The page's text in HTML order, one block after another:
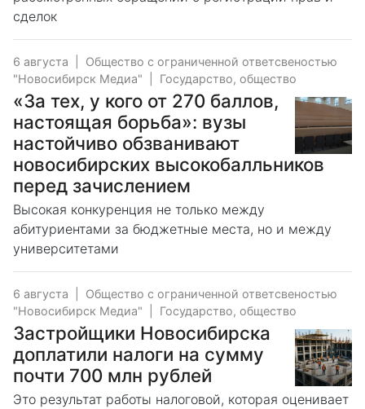
сделок
6 августа
Общество с ограниченной ответсвеностью
"Новосибирск Медиа"
Государство, общество
«За тех, у кого от 270 баллов,
настоящая борьба»: вузы
настойчиво обзванивают
новосибирских высокобалльников
перед зачислением
Высокая конкуренция не только между
абитуриентами за бюджетные места, но и между
университетами
6 августа
Общество с ограниченной ответсвеностью
"Новосибирск Медиа"
Государство, общество
Застройщики Новосибирска
доплатили налоги на сумму
почти 700 млн рублей
Это результат работы налоговой, которая оценивает